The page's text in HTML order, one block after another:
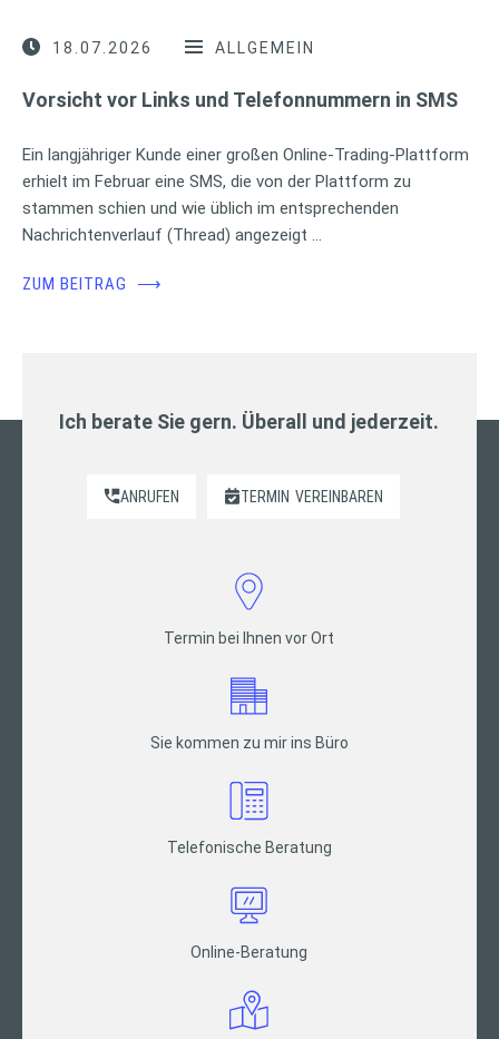
18.07.2026 ALLGEMEIN
Vorsicht vor Links und Telefonnummern in SMS
Ein langjähriger Kunde einer großen Online-Trading-Plattform
erhielt im Februar eine SMS, die von der Plattform zu
stammen schien und wie üblich im entsprechenden
Nachrichtenverlauf (Thread) angezeigt …
ZUM BEITRAG ⟶
Ich berate Sie gern. Überall und jederzeit.
ANRUFEN TERMIN VEREINBAREN
Termin bei Ihnen vor Ort
Sie kommen zu mir ins Büro
Telefonische Beratung
Online-Beratung